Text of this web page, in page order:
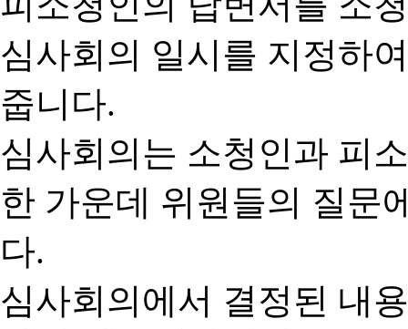
심사회의 일시를 지정하
줍니다.
심사회의는 소청인과 피
한 가운데 위원들의 질문
다.
심사회의에서 결정된 내